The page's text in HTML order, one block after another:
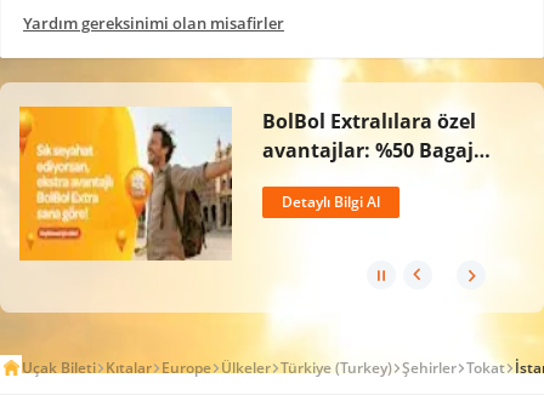
Yardım gereksinimi olan misafirler
BolBol Extralılara özel
avantajlar: %50 Bagaj
Hakkı ve 2 Kat BolPuan!
Detaylı Bilgi Al
Uçak Bileti Kıtalar Europe Ülkeler Türkiye (Turkey) Şehirler Tokat